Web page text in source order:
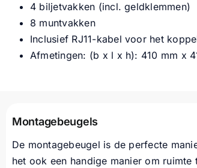
4 biljetvakken (incl. geldklemmen)
8 muntvakken
Inclusief RJ11-kabel voor het
Afmetingen: (b x l x h): 410 mm x
Montagebeugels
De montagebeugel is de perfecte
het ook een handige manier om